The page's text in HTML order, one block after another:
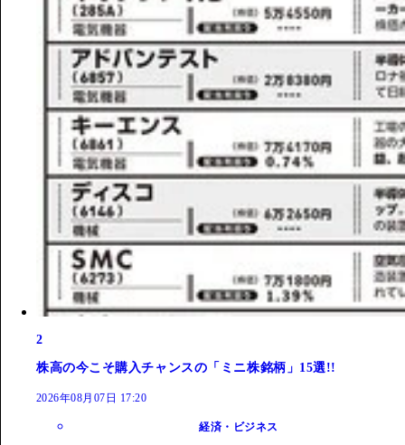
2
株高の今こそ購入チャンスの「ミニ株銘柄」15選!!
2026年08月07日 17:20
経済・ビジネス